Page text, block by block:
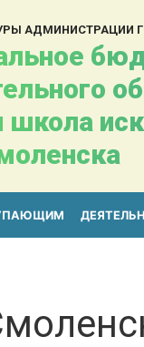
АДМИНИСТРАЦИИ
школа